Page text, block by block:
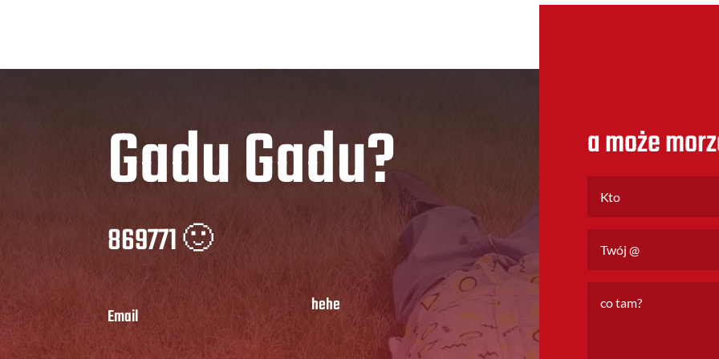
Gadu Gadu?
869771 🙂
Email hehe
a może